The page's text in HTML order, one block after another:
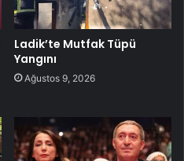
Ladik’te Mutfak Tüpü
Yangını
Ağustos 9, 2026